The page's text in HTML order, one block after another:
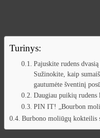
Turinys:
Pajuskite rudens
Sužinokite, kaip
gautumėte šventinį
Daugiau puikių rudens
PIN IT! „Bourbon
Burbono moliūgų kokteilis